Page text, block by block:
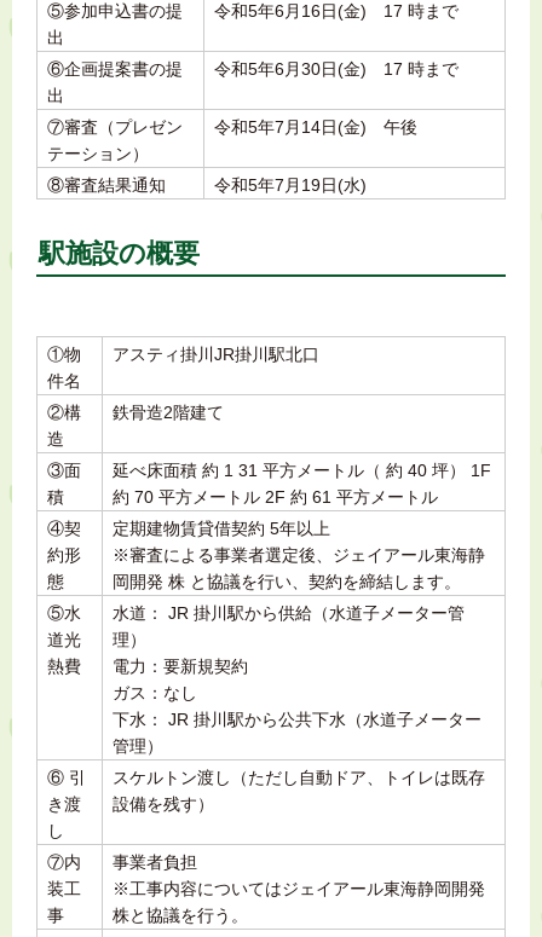
⑤参加申込書の提
出
令和5年6月16日(金) 17 時まで
⑥企画提案書の提
出
令和5年6月30日(金) 17 時まで
⑦審査（プレゼン
テーション）
令和5年7月14日(金) 午後
⑧審査結果通知 令和5年7月19日(水)
駅施設の概要
①物
件名
アスティ掛川JR掛川駅北口
②構
造
鉄骨造2階建て
③面
積
延べ床面積 約 1 31 平方メートル（ 約 40 坪） 1F
約 70 平方メートル 2F 約 61 平方メートル
④契
約形
態
定期建物賃貸借契約 5年以上
※審査による事業者選定後、ジェイアール東海静
岡開発 株 と協議を行い、契約を締結します。
⑤水
道光
熱費
水道： JR 掛川駅から供給（水道子メーター管
理）
電力：要新規契約
ガス：なし
下水： JR 掛川駅から公共下水（水道子メーター
管理）
⑥ 引
き渡
し
スケルトン渡し（ただし自動ドア、トイレは既存
設備を残す）
⑦内
装工
事
事業者負担
※工事内容についてはジェイアール東海静岡開発
株と協議を行う。